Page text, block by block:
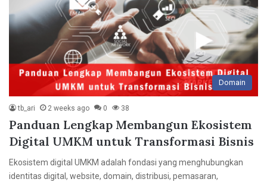
Domain
tb_ari 2 weeks ago 0 38
Panduan Lengkap Membangun Ekosistem
Digital UMKM untuk Transformasi Bisnis
Ekosistem digital UMKM adalah fondasi yang menghubungkan
identitas digital, website, domain, distribusi, pemasaran,